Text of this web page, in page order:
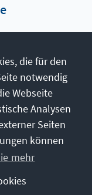
die für den
notwendig
Webseite
Analysen
Seiten
können
mehr